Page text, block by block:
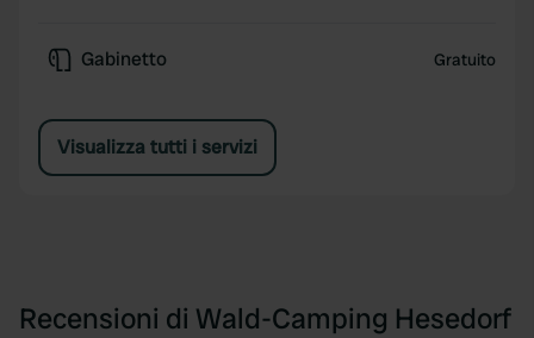
Gabinetto Gratuito
Visualizza tutti i servizi
Recensioni di Wald-Camping Hesedorf